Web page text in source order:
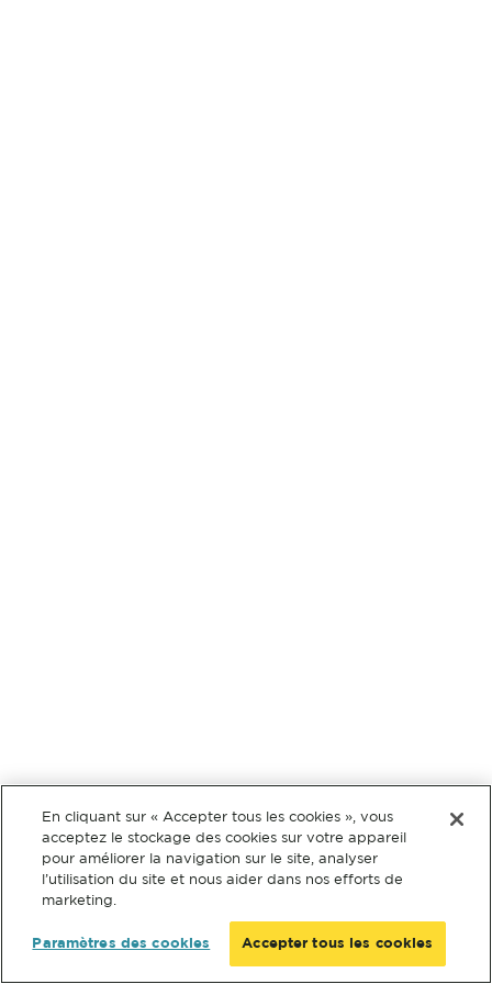
En cliquant sur « Accepter tous les cookies », vous
acceptez le stockage des cookies sur votre appareil
pour améliorer la navigation sur le site, analyser
l’utilisation du site et nous aider dans nos efforts de
marketing.
Paramètres des cookies Accepter tous les cookies